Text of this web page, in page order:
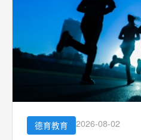
德育教育 2026-08-02